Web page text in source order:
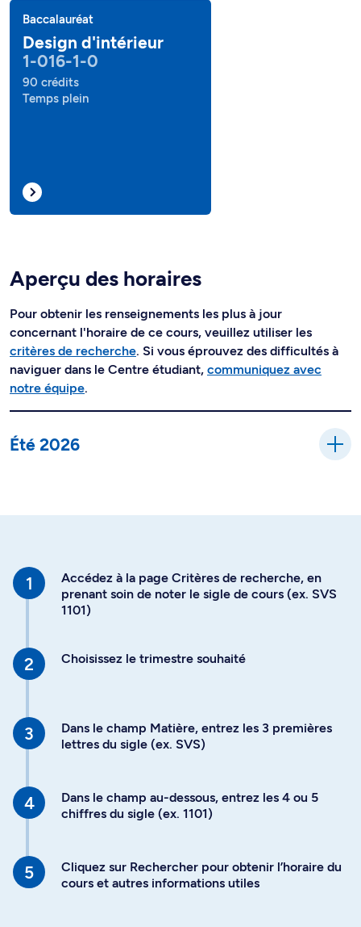
Baccalauréat
Design d'intérieur
1-016-1-0
90 crédits
Temps plein
Aperçu des horaires
Pour obtenir les renseignements les plus à jour
concernant l'horaire de ce cours, veuillez utiliser les
critères de recherche. Si vous éprouvez des difficultés à
naviguer dans le Centre étudiant, communiquez avec
notre équipe.
Été 2026
Accédez à la page Critères de recherche, en
prenant soin de noter le sigle de cours (ex. SVS
1101)
Choisissez le trimestre souhaité
Dans le champ Matière, entrez les 3 premières
lettres du sigle (ex. SVS)
Dans le champ au-dessous, entrez les 4 ou 5
chiffres du sigle (ex. 1101)
Cliquez sur Rechercher pour obtenir l’horaire du
cours et autres informations utiles